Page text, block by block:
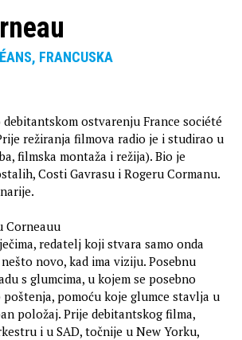
FRANCUSKA
ostvarenju France société
režiranja filmova radio je i studirao u
filmska montaža i režija). Bio je
Costi Gavrasu i Rogeru Cormanu.
Corneauu
redatelj koji stvara samo onda
novo, kad ima viziju. Posebnu
s glumcima, u kojem se posebno
pomoću koje glumce stavlja u
položaj. Prije debitantskog filma,
i u SAD, točnije u New Yorku,